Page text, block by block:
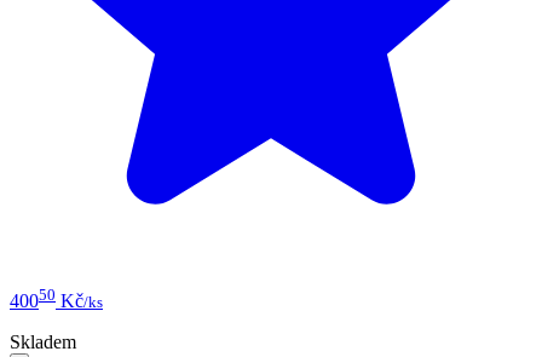
40050 Kč/ks
Skladem